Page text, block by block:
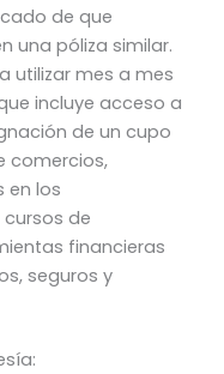
de que
una póliza similar.
utilizar mes a mes
incluye acceso a
de un cupo
comercios,
en los
de
financieras
seguros y